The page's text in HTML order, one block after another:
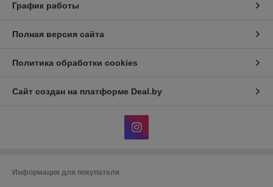
График работы
Полная версия сайта
Политика обработки cookies
Сайт создан на платформе Deal.by
Информация для покупателя